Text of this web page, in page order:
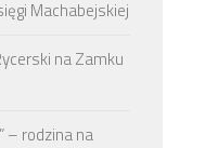
Machabejskiej
na Zamku
– rodzina na